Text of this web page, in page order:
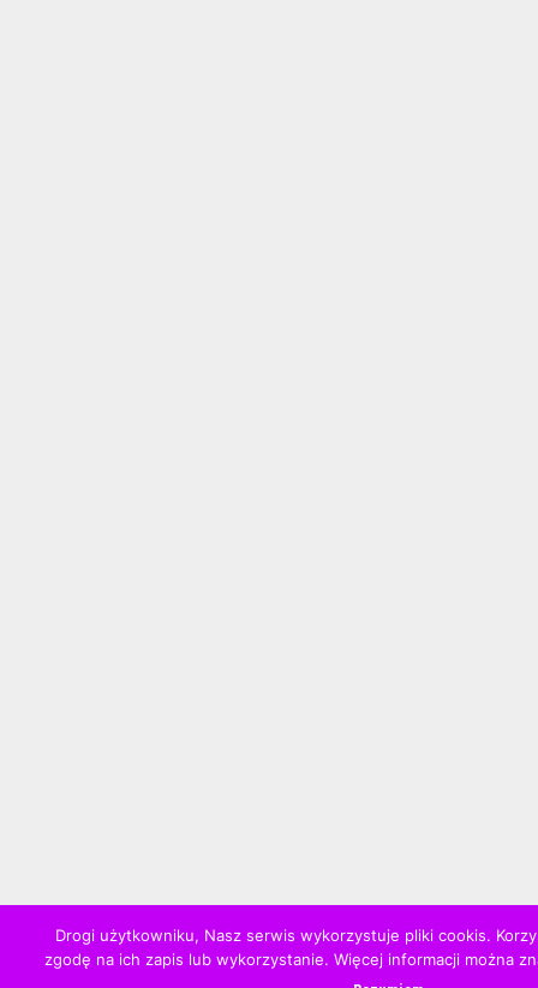
Drogi użytkowniku, Nasz serwis wykorzystuje pliki cookis.
zgodę na ich zapis lub wykorzystanie. Więcej informacji można